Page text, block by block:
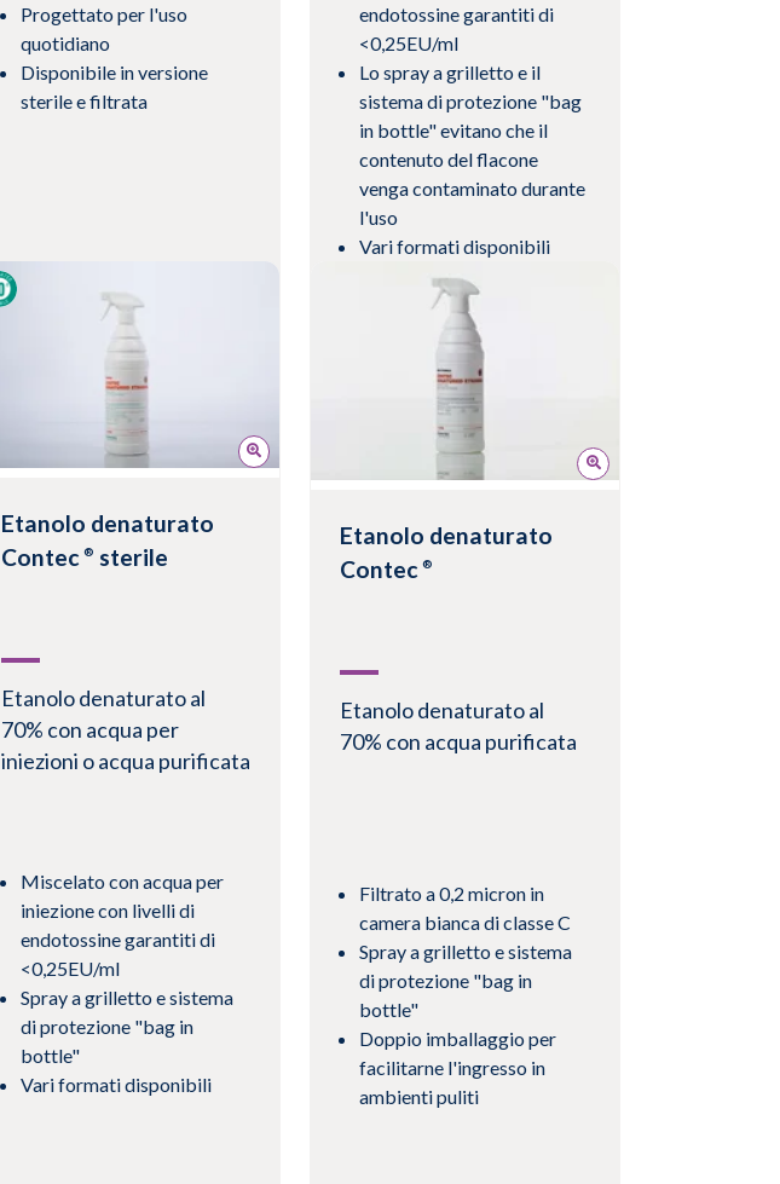
Progettato per l'uso
quotidiano
Disponibile in versione
sterile e filtrata
Visualizza prodotto
endotossine garantiti di
<0,25EU/ml
Lo spray a grilletto e il
sistema di protezione "bag
in bottle" evitano che il
contenuto del flacone
venga contaminato durante
l'uso
Vari formati disponibili
Visualizza prodotto
Etanolo denaturato
Contec ® sterile
Etanolo denaturato al
70% con acqua per
iniezioni o acqua purificata
Miscelato con acqua per
iniezione con livelli di
endotossine garantiti di
<0,25EU/ml
Spray a grilletto e sistema
di protezione "bag in
bottle"
Vari formati disponibili
Etanolo denaturato
Contec ®
Etanolo denaturato al
70% con acqua purificata
Filtrato a 0,2 micron in
camera bianca di classe C
Spray a grilletto e sistema
di protezione "bag in
bottle"
Doppio imballaggio per
facilitarne l'ingresso in
ambienti puliti